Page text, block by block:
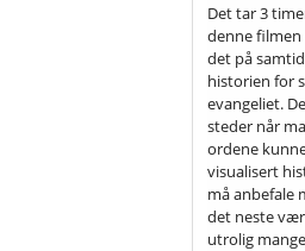
Det tar 3
denne
det på
historien for
evangeliet.
steder når
ordene
visualisert
må anbefale
det neste
utrolig